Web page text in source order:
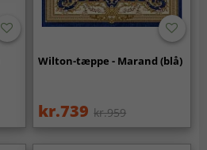
Wilton-tæppe - Marand (blå)
kr.739 kr.959